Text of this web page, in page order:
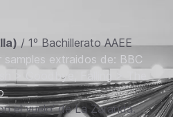
/ 1º Bachillerato AAEE
extraidos de: BBC
> Goodbye, Falling > The
el vuelo' de La Zaranda.